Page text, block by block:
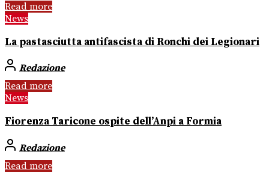
Read more
News
La pastasciutta antifascista di Ronchi dei Legionari
Redazione
Read more
News
Fiorenza Taricone ospite dell’Anpi a Formia
Redazione
Read more